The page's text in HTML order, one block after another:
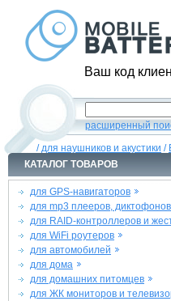
Ваш код
расширенный
/для наушников и акустики /
КАТАЛОГ ТОВАРОВ
для GPS-навигаторов
для mp3 плееров,
для RAID-контроллеров и
для WiFi роутеров
для автомобилей
для дома
для домашних питомцев
для ЖК мониторов и